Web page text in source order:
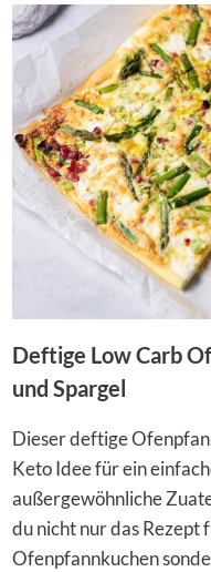
MIT
MERGUEZ
(KETO
&
Deftige Low Carb
und Spargel
Dieser deftige
Keto Idee für ein
außergewöhnliche
du nicht nur das Rezept
Ofenpfannkuchen